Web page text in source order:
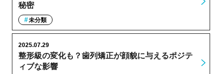
秘密
未分類
整形級の変化も？歯列矯正が顔貌に与えるポジテ
ィブな影響
2025.07.29